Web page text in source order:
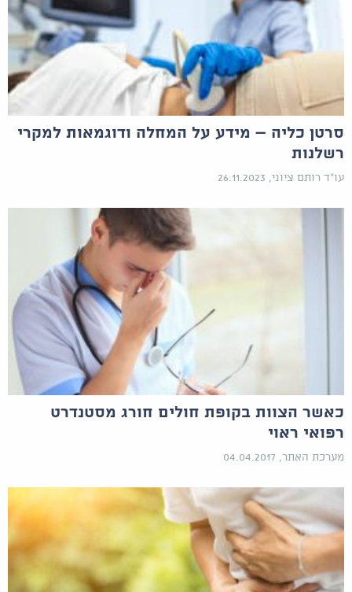
סרטן כליה – מידע על המחלה ודוגמאות למקרי
רשלנות
עו"ד רותם ציוני, 26.11.2023
כאשר הצוות בקופת חולים חורג מסטנדרט
רפואי ראוי
מערכת האתר, 04.04.2017